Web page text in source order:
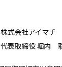
株式会社アイマチ
代表取締役 堀内